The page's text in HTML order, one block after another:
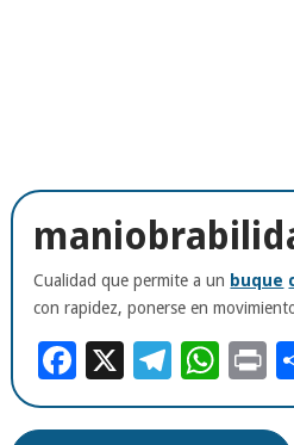
Cualidad que permite a un buque
con rapidez, ponerse en
Facebook
X